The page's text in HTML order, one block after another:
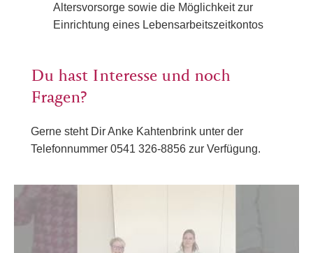
Altersvorsorge sowie die Möglichkeit zur
Einrichtung eines Lebensarbeitszeitkontos
Du hast Interesse und noch
Fragen?
Gerne steht Dir Anke Kahtenbrink unter der
Telefonnummer 0541 326-8856 zur Verfügung.